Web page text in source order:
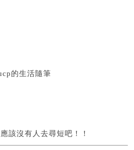
的生活隨筆
該沒有人去尋短吧！！